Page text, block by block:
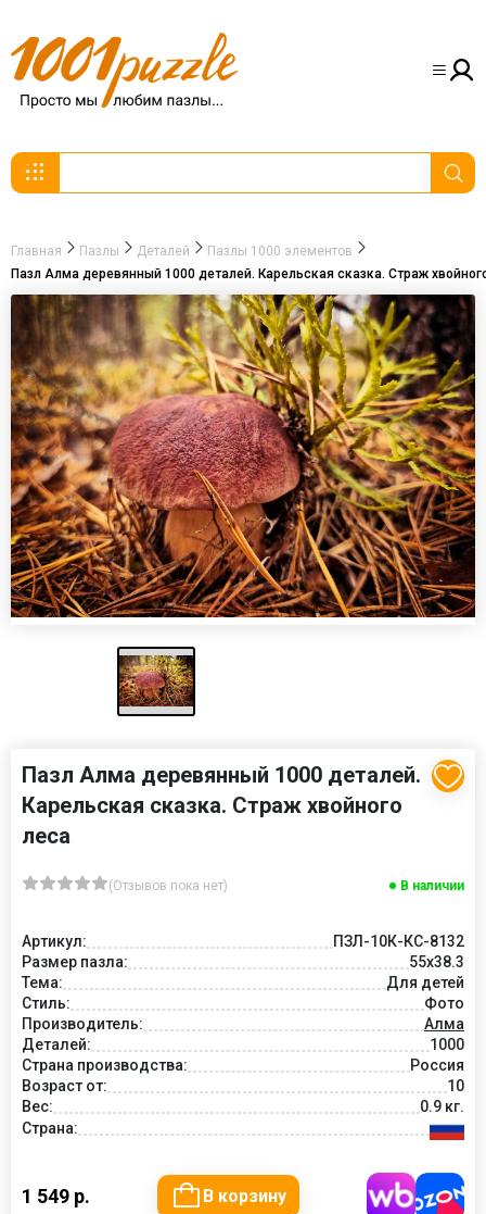
Главная Пазлы Деталей
Пазлы 1000 элементов
Пазл Алма деревянный 1000 деталей. Карельская сказка. Страж
Пазл Алма деревянный 1000 деталей.
Карельская сказка. Страж хвойного
леса
(Отзывов пока нет) В наличии
Артикул:
ПЗЛ-10К-КС-8132
Размер пазла:
55х38.3
Тема:
Для детей
Стиль:
Фото
Производитель:
Алма
Деталей:
1000
Страна производства:
Россия
Возраст от:
10
Вес:
0.9 кг.
Страна:
1 549 р. В корзину